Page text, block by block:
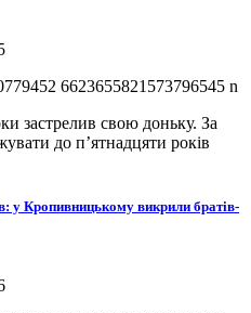
застрелив свою доньку. За
до п’ятнадцяти років
у Кропивницькому викрили братів-